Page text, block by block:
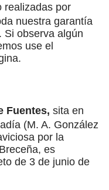
realizadas por
nuestra garantía
Si observa algún
use el
Fuentes, sita en
(M. A. González
por la
es
de 3 de junio de